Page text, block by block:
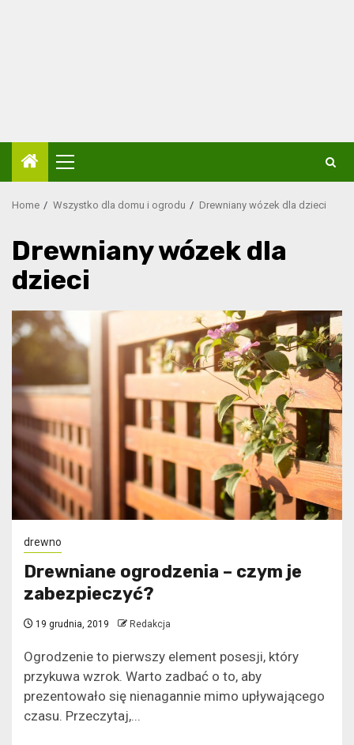
Primary
Menu
Home Wszystko dla domu i ogrodu Drewniany wózek dla dzieci
Drewniany wózek dla
dzieci
drewno
Drewniane ogrodzenia – czym je
zabezpieczyć?
19 grudnia, 2019 Redakcja
Ogrodzenie to pierwszy element posesji, który
przykuwa wzrok. Warto zadbać o to, aby
prezentowało się nienagannie mimo upływającego
czasu. Przeczytaj,...